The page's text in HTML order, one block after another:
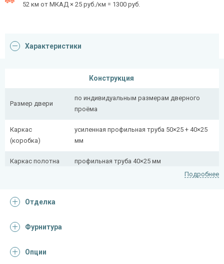
52 км от МКАД × 25 руб./км = 1300 руб.
Характеристики
Конструкция
Размер двери
по индивидуальным размерам дверного
проёма
Каркас
(коробка)
усиленная профильная труба 50×25 + 40×25
мм
Каркас полотна профильная труба 40×25 мм
Притворная
Ребра жесткости
Подробнее
Отделка
Фурнитура
Опции